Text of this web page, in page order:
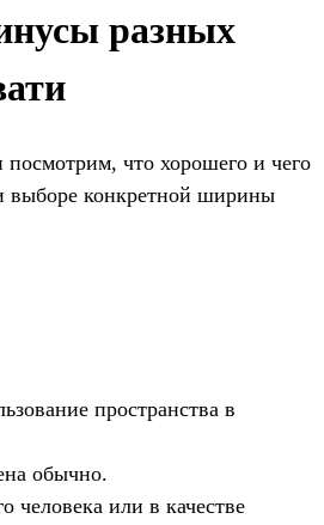
разных
что хорошего и чего
выборе конкретной ширины
пространства в
обычно.
человека или в качестве